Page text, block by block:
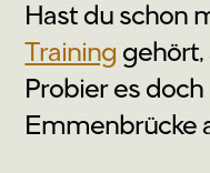
Hast du schon
Training gehört,
Probier es
Emmenbrücke